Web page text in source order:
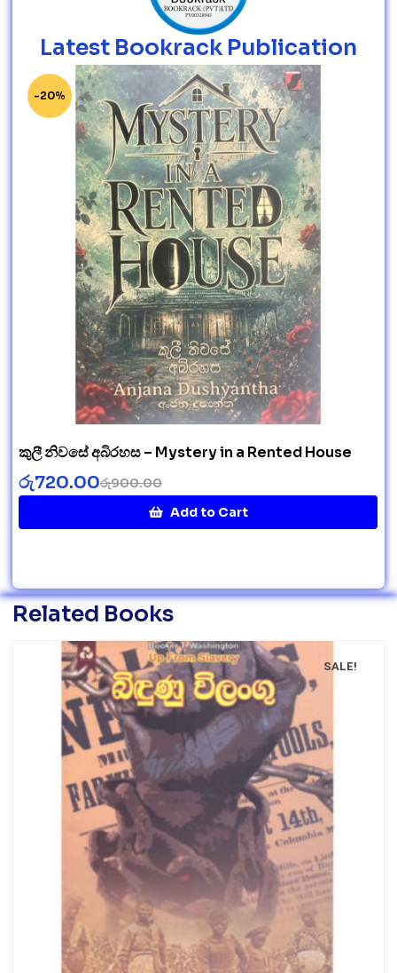
Latest Bookrack Publication
-20%
කුලී නිවසේ අබිරහස – Mystery in a Rented House
රු900.00
රු720.00
Add to Cart
Related Books
SALE!